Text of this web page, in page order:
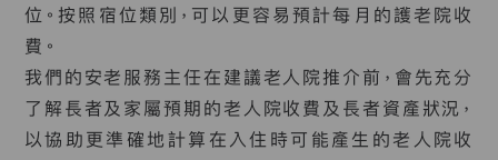
位。按照宿位類別，可以更容易預計每月的護老院收
費。
我們的安老服務主任在建議老人院推介前，會先充分
了解長者及家屬預期的老人院收費及長者資產狀況，
以協助更準確地計算在入住時可能產生的老人院收